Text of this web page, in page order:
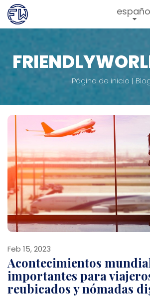
Página de inicio
Feb 15, 2023
Acontecimientos
importantes para
reubicados y nómadas